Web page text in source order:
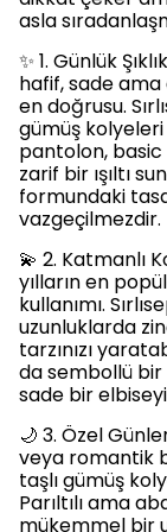
asla
✨ 1. Günlük
hafif, sade
en doğrusu.
gümüş
pantolon,
zarif bir ışıltı
formundaki
vazgeçilmezdir.
💫 2. Katmanlı
yılların en
kullanımı.
uzunluklarda
tarzınızı
da sembollü bir
sade bir
🌙 3. Özel
veya romantik
taşlı gümüş
Parıltılı ama
mükemmel bir